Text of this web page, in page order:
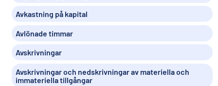
Avkastning på kapital
Avlönade timmar
Avskrivningar
Avskrivningar och nedskrivningar av materiella och
immateriella tillgångar